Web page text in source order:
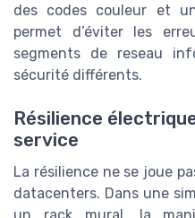
des codes couleur et
permet d’éviter les
segments de reseau
sécurité différents.
Résilience
service
La résilience ne se joue
datacenters. Dans une